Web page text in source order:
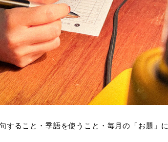
すること・季語を使うこと・毎月の「お題」